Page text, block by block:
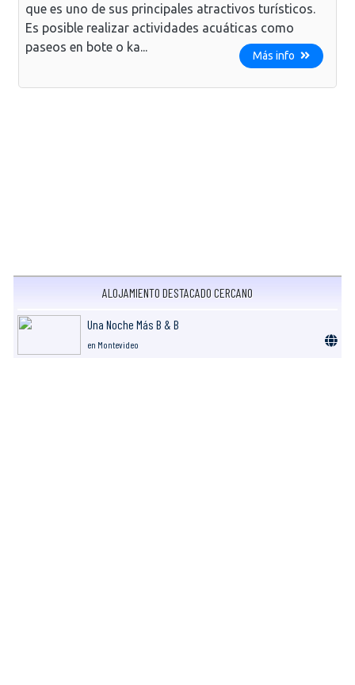
que es uno de sus principales atractivos turísticos.
Es posible realizar actividades acuáticas como
paseos en bote o ka...
Más info
ALOJAMIENTO DESTACADO CERCANO
Una Noche Más B & B
en Montevideo